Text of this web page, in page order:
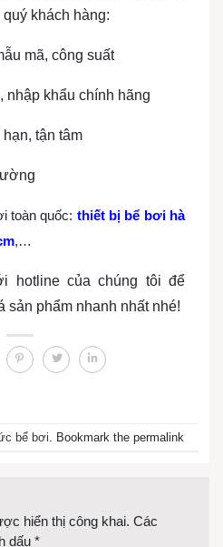
khách hàng:
mã, công suất
khẩu chính hãng
tận tâm
toàn quốc: thiết bị bể bơi hà
,…
hotline của chúng tôi để
phẩm nhanh nhất nhé!
bể bơi. Bookmark the permalink
hiển thị công khai. Các
dấu *